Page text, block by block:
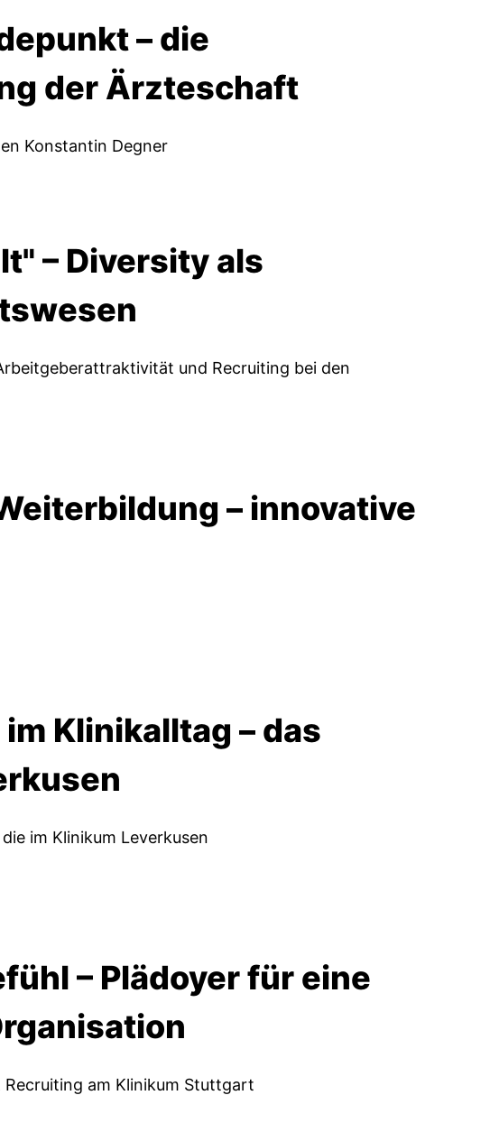
– die
der Ärzteschaft
Konstantin Degner
– Diversity als
und Recruiting bei den
– innovative
Klinikalltag – das
im Klinikum Leverkusen
– Plädoyer für eine
am Klinikum Stuttgart